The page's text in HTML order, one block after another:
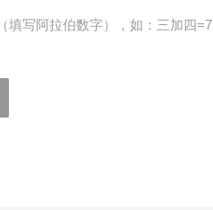
填写阿拉伯数字），如：三加四=7